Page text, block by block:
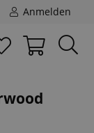
Anmelden